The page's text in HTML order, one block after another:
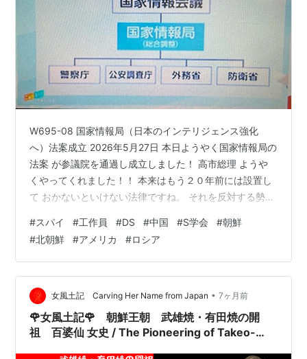
明滅亡後は、清に服属し、政争と秀吉の出兵以外は割合
平穏な時代が続く。しかしこれは欧米列強の東アジア進
出と共に瓦解する。1894年日清戦争で日本が勝ったこ
とにより、朝鮮を影響下に置こうとする日本の動きも合
って、朝鮮は清朝との宗属関係を解消する。1897年に
内も日本に対抗するためにロシアに近づこうとする勢力
や、独立派、日本を利用する（乃至日本に利用される）
勢力とに分かれる。日露戦争後は日本の支配力が強ま
り、1905年には事実上日本に制圧される。
1910年、日韓併合により日本の植民地となる。民族運動
は厳しく弾圧され、朝鮮語の教育は冷遇された。特に第
二次世界大戦時には朝鮮語の抑圧も民族運動への弾圧も
厳しくなり、朝鮮語の学校教育はほぼ壊滅した。また日
本軍に性奴隷として使われた女性たちの主な出身地とし
て、日本本土、中国と並んだ。第二次世界大戦が終結
し、日本から分離され南北に分割される(1945)。1948
年までは南部はアメリカの軍政が、北部ではソ連の実質
W695-08 国家情報局（日本のインテリジェンス強化
へ）法案成立 2026年5月27日 本日ようやく国家情報局の
法案 が参議院を通過し成立しました！ 高市総理 ようや
くやってくれました！！ 本来はもう２０年前には設置し
て おかないといけない法律ですね。 それを反対する勢力
業の社員の調査も することになるでしょう。 ようやく日
本の立て直しが始まり ますが注意しないといけないのは
官僚の中にも沢山いるので今回の 国家情報局自体を骨抜
きにされな いように注視していかないとね。 ところ
が・・・ とんでもない人達がいますね！ なんと、日本の
技術情報…
#スパイ #工作員 #DS #中国 #S学会 #朝鮮
#北朝鮮 #アメリカ #ロシア
女風土記 Carving Her Name from Japan • 7ヶ月前
🌹女風土記🌹 朝鮮王朝 武雄焼・有田焼の開
祖 百婆仙 女史 / The Pioneering of Takeo-